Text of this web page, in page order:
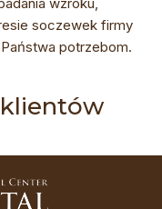
soczewek firmy
potrzebom.